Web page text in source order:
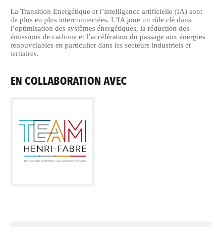
La Transition Energétique et l’intelligence artificielle (IA) sont
de plus en plus interconnectées. L’IA joue un rôle clé dans
l’optimisation des systèmes énergétiques, la réduction des
émissions de carbone et l’accélération du passage aux énergies
renouvelables en particulier dans les secteurs industriels et
tertiaires.
EN COLLABORATION AVEC